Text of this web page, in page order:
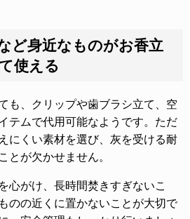
ど身近なものがお香立
使える
も、クリップや歯ブラシ立て、空
テムで代用可能なようです。ただ
にくい素材を選び、灰を受ける耐
とが欠かせません。
心がけ、長時間焚きすぎないこ
のの近くに置かないことが大切で